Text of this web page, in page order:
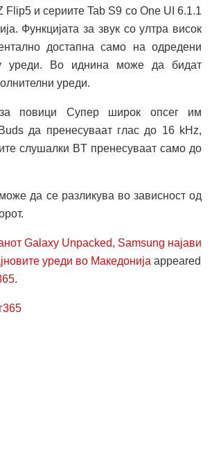
Flip5 и сериите Tab S9 со One UI 6.1.1
Функцијата за звук со ултра висок
достапна само на одредени
уреди. Во иднина може да бидат
уреди.
за повици Супер широк опсег им
да пренесуваат глас до 16 kHz,
слушалки BT пренесуваат само до
да се разликува во зависност од
Galaxy Unpacked, Samsung најави
уреди во Македонија appeared
.